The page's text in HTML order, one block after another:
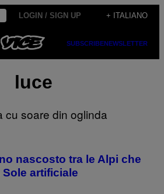
LOGIN / SIGN UP + ITALIANO
SUBSCRIBENEWSLETTER
luce
nascosto tra le Alpi che
artificiale